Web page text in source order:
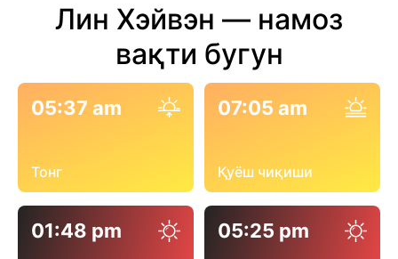
Лин Хэйвэн — намоз
вақти бугун
05:37 am
Тонг
07:05 am
Қуёш чиқиши
01:48 pm 05:25 pm